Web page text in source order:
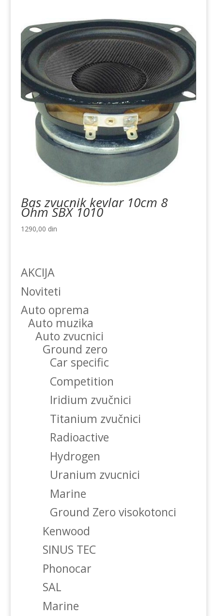
Bas zvucnik kevlar 10cm 8
Ohm SBX 1010
1290,00 din
AKCIJA
Noviteti
Auto oprema
Auto muzika
Auto zvucnici
Ground zero
Car specific
Competition
Iridium zvučnici
Titanium zvučnici
Radioactive
Hydrogen
Uranium zvucnici
Marine
Ground Zero visokotonci
Kenwood
SINUS TEC
Phonocar
SAL
Marine